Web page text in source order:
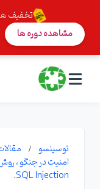
تخفیف
مشاهده دوره ها
توسینسو
SQL Injection.